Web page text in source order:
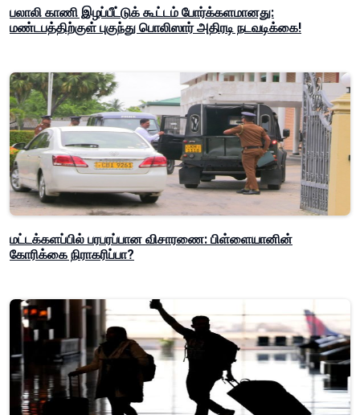
பலாலி காணி இழப்பீட்டுக் கூட்டம் போர்க்களமானது:
மண்டபத்திற்குள் புகுந்து பொலிஸார் அதிரடி நடவடிக்கை!
மட்டக்களப்பில் பரபரப்பான விசாரணை: பிள்ளையானின்
கோரிக்கை நிராகரிப்பா?